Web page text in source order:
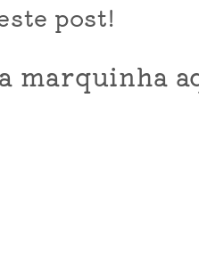
post!
marquinha